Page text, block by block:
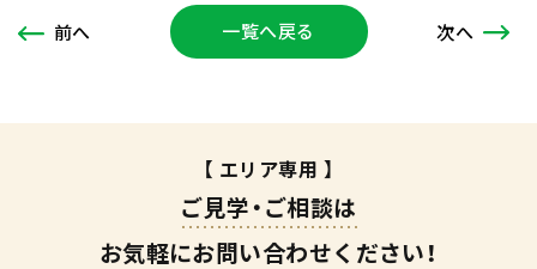
前へ 一覧へ戻る 次へ
【 エリア専用 】
ご見学・ご相談は
お気軽にお問い合わせください！